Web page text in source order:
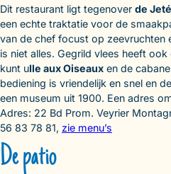
Dit restaurant ligt tegenover de
een echte traktatie voor de
van de chef focust op zeevruchten
is niet alles. Gegrild vlees heeft
kunt uIle aux Oiseaux en de
bediening is vriendelijk en snel en
een museum uit 1900. Een adres
Adres: 22 Bd Prom. Veyrier
56 83 78 81, zie menu’s
De patio